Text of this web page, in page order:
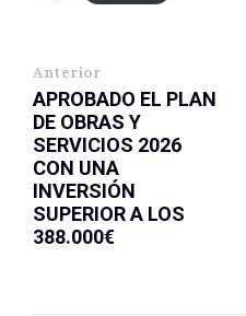
Anterior
APROBADO EL PLAN
DE OBRAS Y
SERVICIOS 2026
CON UNA
INVERSIÓN
SUPERIOR A LOS
388.000€